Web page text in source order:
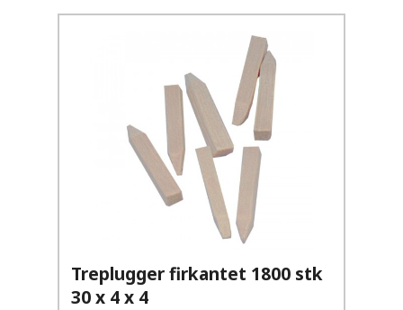
Treplugger firkantet 1800 stk
30 x 4 x 4